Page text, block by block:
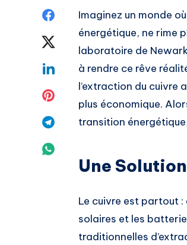
Share
Facebook
Twitter
Share
Share
Telegram
Whatsapp
Imaginez un monde
énergétique, ne rime
laboratoire de
à rendre ce rêve
l’extraction du cuivre
plus économique.
transition
Une
Le cuivre est partout
solaires et les
traditionnelles